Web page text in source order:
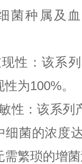
菌种属及
性：该系
性为100%。
性：该系列
细菌的浓度
繁琐的增菌